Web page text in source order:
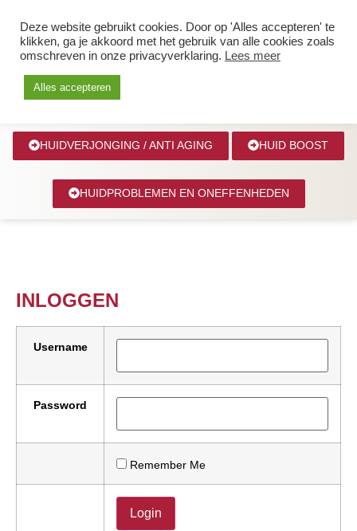
0627299039
HUIDVERJONGING / ANTI AGING HUID BOOST
HUIDPROBLEMEN EN ONEFFENHEDEN
INLOGGEN
Username
Password
Remember Me
Deze website gebruikt cookies. Door op 'Alles accepteren' te
klikken, ga je akkoord met het gebruik van alle cookies zoals
omschreven in onze privacyverklaring. Lees meer
Alles accepteren